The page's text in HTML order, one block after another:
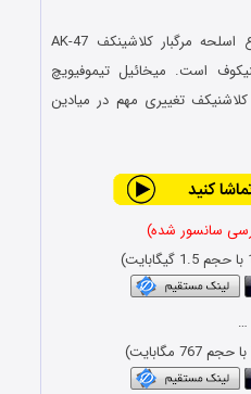
این فیلم داستان زندگی مخترع اسلحه مرگبار کلاشینکف AK-47
است. میخائیل تیموفیویچ
تغییری مهم در میادین
سانسور شده)
…